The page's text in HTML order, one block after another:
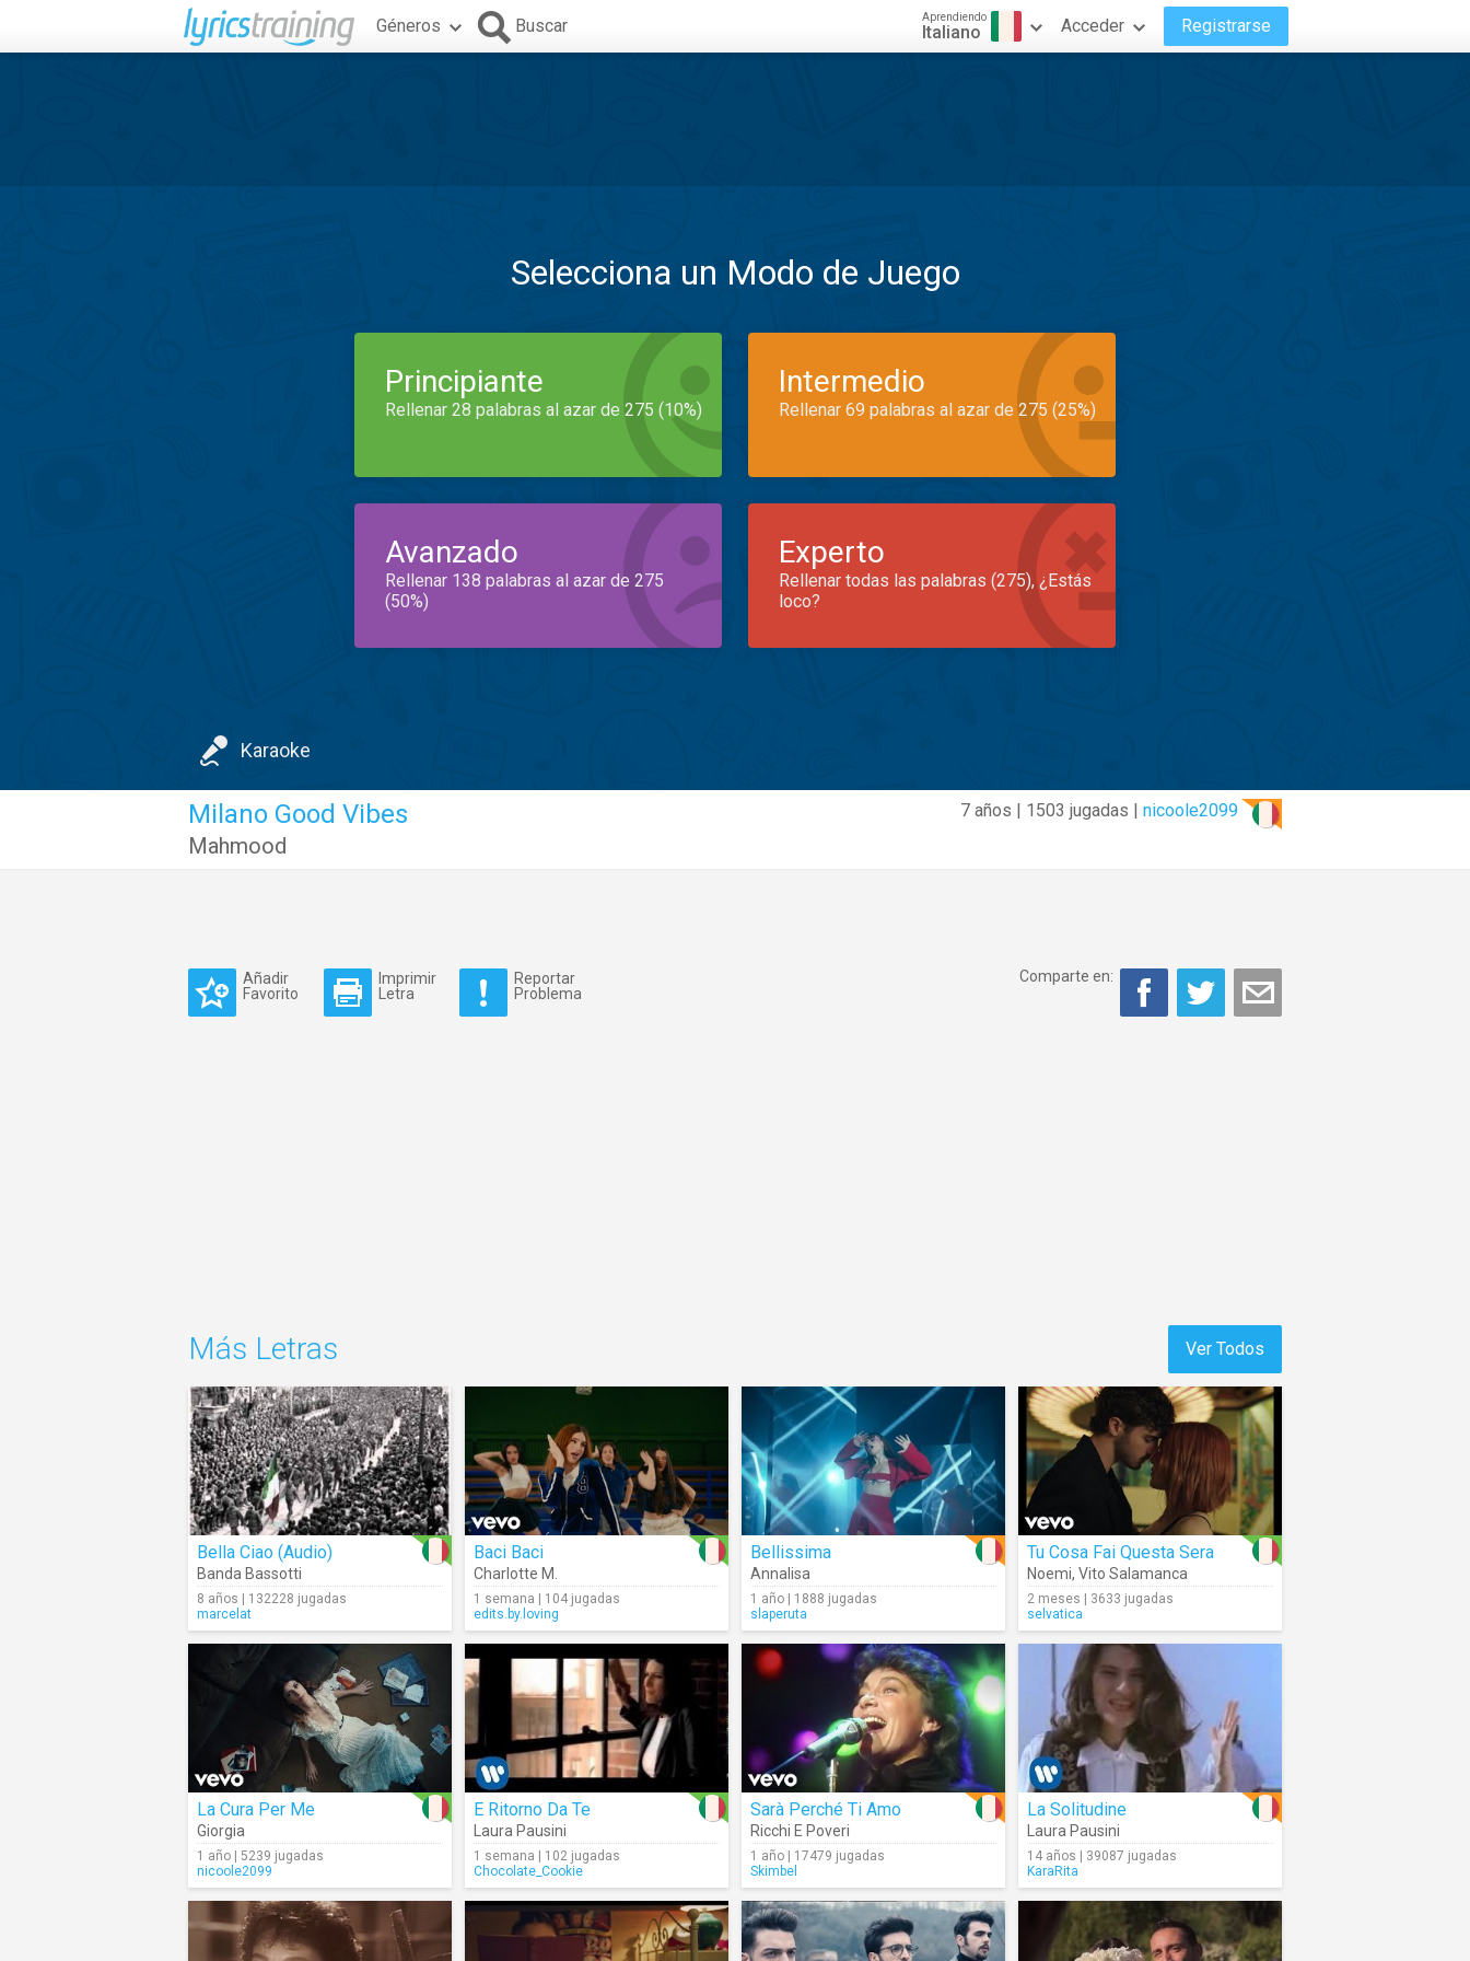
Géneros Buscar Aprendiendo
Italiano Acceder Registrarse
Selecciona un Modo de Juego
Principiante
Rellenar 28 palabras al azar de 275 (10%)
Intermedio
Rellenar 69 palabras al azar de 275 (25%)
Avanzado
Rellenar 138 palabras al azar de 275
(50%)
Experto
Rellenar todas las palabras (275), ¿Estás
loco?
Karaoke
7 años | 1503 jugadas | nicoole2099
Milano Good Vibes
Mahmood
Añadir
Favorito
Imprimir
Letra
Reportar
Problema
Comparte en:
Ver Todos
Más Letras
Bella Ciao (Audio)
Banda Bassotti
8 años | 132228 jugadas
marcelat
Baci Baci
Charlotte M.
1 semana | 104 jugadas
edits.by.loving
Bellissima
Annalisa
1 año | 1888 jugadas
slaperuta
Tu Cosa Fai Questa Sera
Noemi, Vito Salamanca
2 meses | 3633 jugadas
selvatica
La Cura Per Me
Giorgia
1 año | 5239 jugadas
nicoole2099
E Ritorno Da Te
Laura Pausini
1 semana | 102 jugadas
Chocolate_Cookie
Sarà Perché Ti Amo
Ricchi E Poveri
1 año | 17479 jugadas
Skimbel
La Solitudine
Laura Pausini
14 años | 39087 jugadas
KaraRita